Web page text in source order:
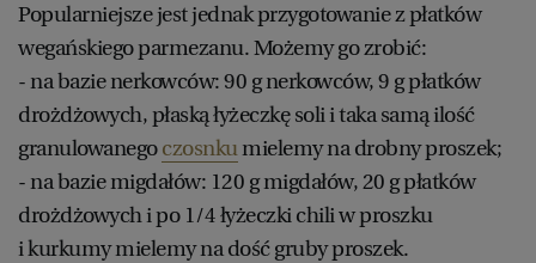
Popularniejsze jest jednak przygotowanie z płatków
wegańskiego parmezanu. Możemy go zrobić:
- na bazie nerkowców: 90 g nerkowców, 9 g płatków
drożdżowych, płaską łyżeczkę soli i taka samą ilość
granulowanegoczosnkumielemy na drobny proszek;
- na bazie migdałów: 120 g migdałów, 20 g płatków
drożdżowych i po 1/4 łyżeczki chili w proszku
i kurkumy mielemy na dość gruby proszek.